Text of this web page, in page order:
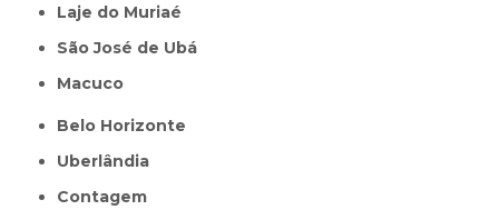
Laje do Muriaé
São José de Ubá
Macuco
Belo Horizonte
Uberlândia
Contagem